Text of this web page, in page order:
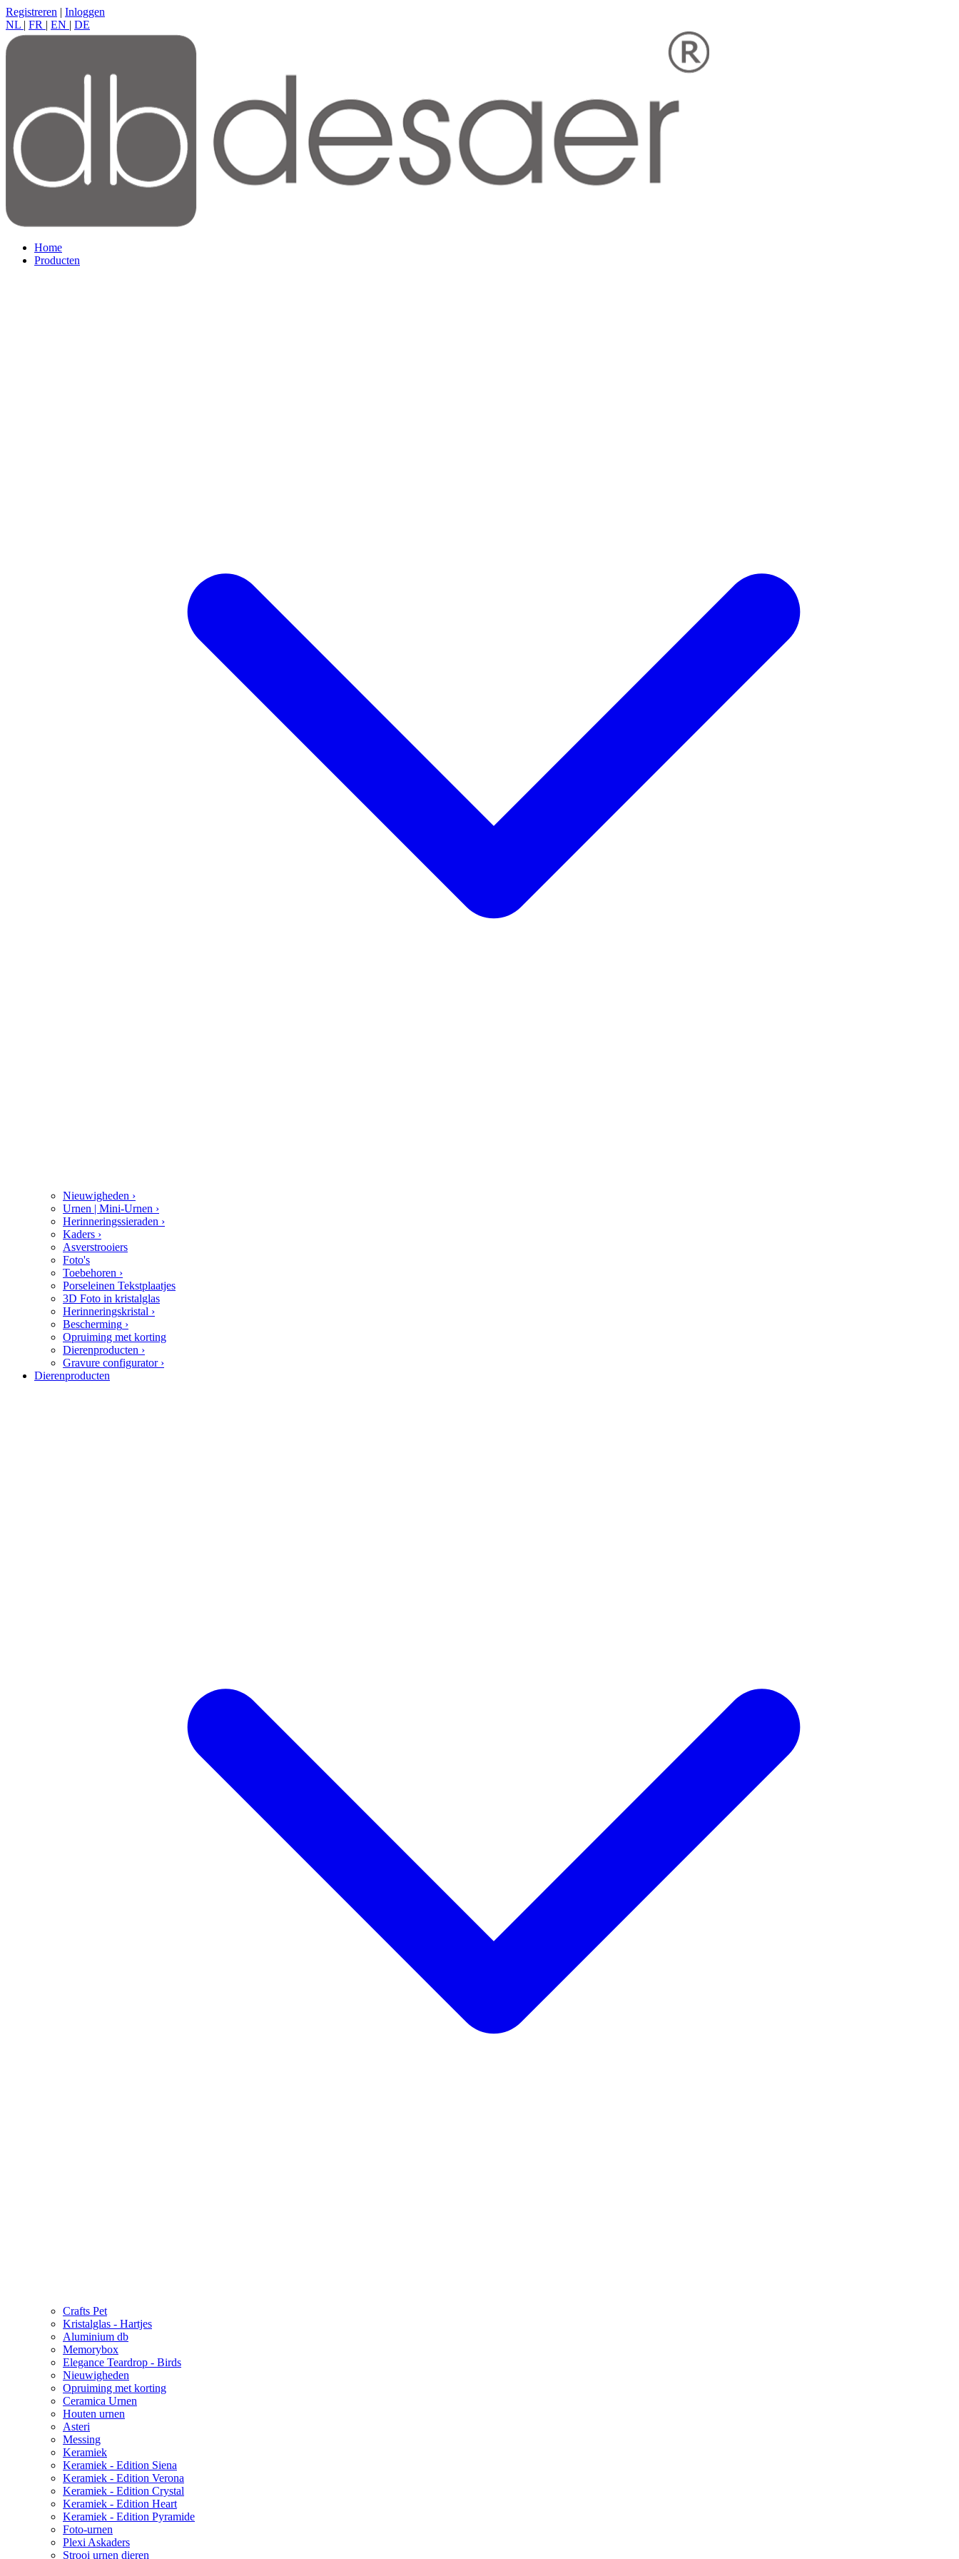
Registreren | Inloggen
NL | FR | EN | DE
Home
Producten
Nieuwigheden ›
Urnen | Mini-Urnen ›
Herinneringssieraden ›
Kaders ›
Asverstrooiers
Foto's
Toebehoren ›
Porseleinen Tekstplaatjes
3D Foto in kristalglas
Herinneringskristal ›
Bescherming ›
Opruiming met korting
Dierenproducten ›
Gravure configurator ›
Dierenproducten
Crafts Pet
Kristalglas - Hartjes
Aluminium db
Memorybox
Elegance Teardrop - Birds
Nieuwigheden
Opruiming met korting
Ceramica Urnen
Houten urnen
Asteri
Messing
Keramiek
Keramiek - Edition Siena
Keramiek - Edition Verona
Keramiek - Edition Crystal
Keramiek - Edition Heart
Keramiek - Edition Pyramide
Foto-urnen
Plexi Askaders
Strooi urnen dieren